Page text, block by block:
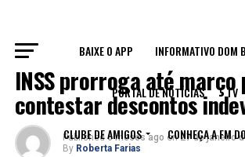
BAIXE O APP INFORMATIVO DOM
PORTAL DE NOTÍCIAS TV
CLUBE DE AMIGOS CONHEÇA A FM
BRASIL
INSS prorroga até março
contestar descontos
Published 6 meses ago on 27 de janeiro
By Roberta Farias